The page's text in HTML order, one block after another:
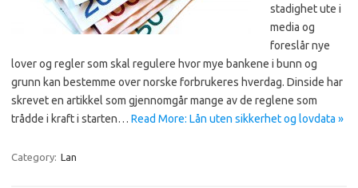
stadighet ute i
media og
foreslår nye
lover og regler som skal regulere hvor mye bankene i bunn og
grunn kan bestemme over norske forbrukeres hverdag. Dinside har
skrevet en artikkel som gjennomgår mange av de reglene som
trådde i kraft i starten… Read More: Lån uten sikkerhet og lovdata »
Category: Lan